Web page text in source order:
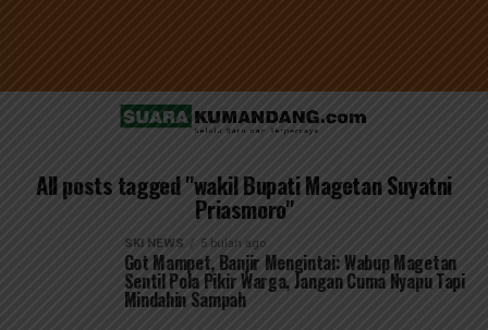
All posts tagged "wakil Bupati Magetan Suyatni
Priasmoro"
SKI NEWS 5 bulan ago
Got Mampet, Banjir Mengintai: Wabup Magetan
Sentil Pola Pikir Warga, Jangan Cuma Nyapu Tapi
Mindahin Sampah